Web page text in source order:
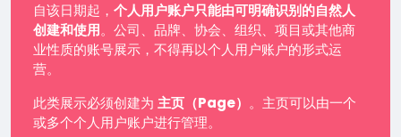
自该日期起， 个人用户账户只能由可明确识别的自然人
创建和使用。公司、品牌、协会、组织、项目或其他商
业性质的账号展示，不得再以个人用户账户的形式运
营。
此类展示必须创建为 主页（Page） 。主页可以由一个
或多个个人用户账户进行管理。